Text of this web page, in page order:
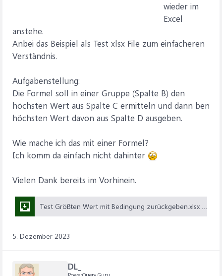
wieder im
Excel
anstehe.
Anbei das Beispiel als Test xlsx File zum einfacheren
Verständnis.
Aufgabenstellung:
Die Formel soll in einer Gruppe (Spalte B) den
höchsten Wert aus Spalte C ermitteln und dann ben
höchsten Wert davon aus Spalte D ausgeben.
Wie mache ich das mit einer Formel?
Ich komm da einfach nicht dahinter
Vielen Dank bereits im Vorhinein.
Test Größten Wert mit Bedingung zurückgeben.xlsx (10,4 KB)
5. Dezember 2023
DL_